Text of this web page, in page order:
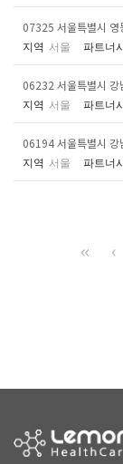
07325 서울특별시
지역 서울 파트너
06232 서울특별시 강
지역 서울 파트너
06194 서울특별시 강
지역 서울 파트너